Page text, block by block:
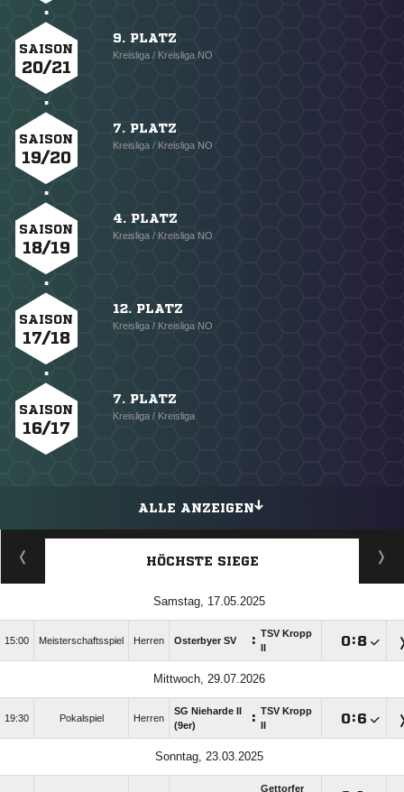
SAISON
20/21
9. PLATZ
Kreisliga / Kreisliga NO
SAISON
19/20
7. PLATZ
Kreisliga / Kreisliga NO
SAISON
18/19
4. PLATZ
Kreisliga / Kreisliga NO
SAISON
17/18
12. PLATZ
Kreisliga / Kreisliga NO
SAISON
16/17
7. PLATZ
Kreisliga / Kreisliga
ALLE ANZEIGEN
HÖCHSTE SIEGE
Samstag, 17.05.2025
15:00 Meisterschaftsspiel Herren Osterbyer SV : TSV Kropp
:
Mittwoch, 29.07.2026
19:30 Pokalspiel Herren
SG Nieharde II
(9er)
: TSV Kropp
:
Sonntag, 23.03.2025
Gettorfer